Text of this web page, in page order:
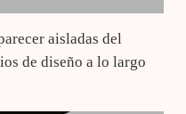
aisladas del
de diseño a lo largo